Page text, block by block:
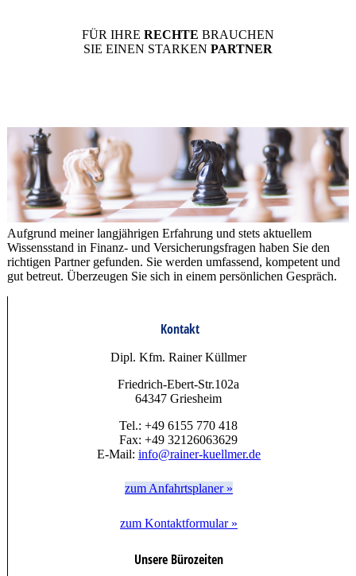
FÜR IHRE RECHTE BRAUCHEN
SIE EINEN STARKEN PARTNER
Aufgrund meiner langjährigen Erfahrung und stets aktuellem
Wissensstand in Finanz- und Versicherungsfragen haben Sie den
richtigen Partner gefunden. Sie werden umfassend, kompetent und
gut betreut. Überzeugen Sie sich in einem persönlichen Gespräch.
Kontakt
Dipl. Kfm. Rainer Küllmer
Friedrich-Ebert-Str.102a
64347 Griesheim
Tel.: +49 6155 770 418
Fax: +49 32126063629
E-Mail: info@rainer-kuellmer.de
zum Anfahrtsplaner »
zum Kontaktformular »
Unsere Bürozeiten